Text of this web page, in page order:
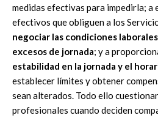
medidas efectivas para impedirla; a
efectivos que obliguen a los
negociar las condiciones
excesos de jornada; y a
estabilidad en la jornada y el
establecer límites y obtener
sean alterados. Todo ello
profesionales cuando deciden